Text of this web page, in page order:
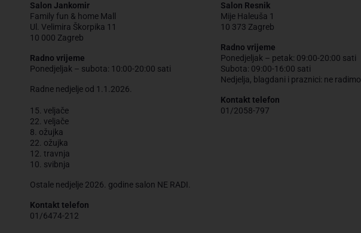
Salon Jankomir
Family fun & home Mall
Ul. Velimira Škorpika 11
10 000 Zagreb
Radno vrijeme
Ponedjeljak – subota: 10:00-20:00 sati
Radne nedjelje od 1.1.2026.
15. veljače
22. veljače
8. ožujka
22. ožujka
12. travnja
10. svibnja
Ostale nedjelje 2026. godine salon NE RADI.
Kontakt telefon
01/6474-212
Salon Resnik
Mije Haleuša 1
10 373 Zagreb
Radno vrijeme
Ponedjeljak – petak: 09:00-20:00 sati
Subota: 09:00-16:00 sati
Nedjelja, blagdani i praznici: ne radimo
Kontakt telefon
01/2058-797